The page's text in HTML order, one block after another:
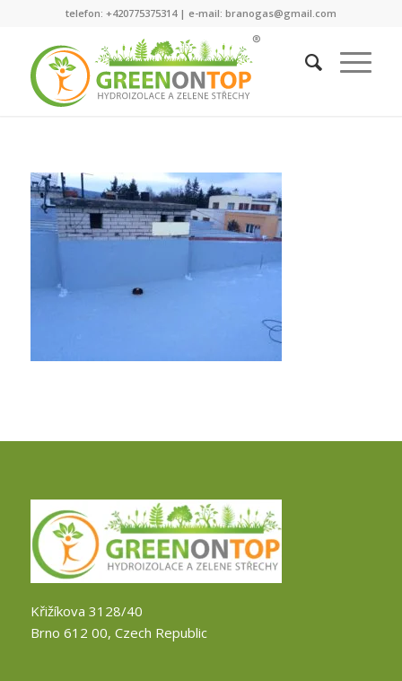
telefon: +420775375314 | e-mail: branogas@gmail.com
Křižíkova 3128/40
Brno 612 00, Czech Republic